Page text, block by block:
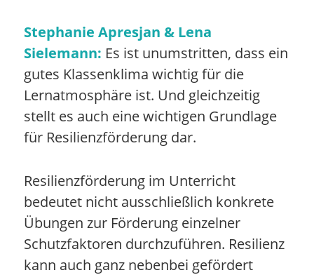
Stephanie Apresjan & Lena
Sielemann: Es ist unumstritten, dass ein
gutes Klassenklima wichtig für die
Lernatmosphäre ist. Und gleichzeitig
stellt es auch eine wichtigen Grundlage
für Resilienzförderung dar.
Resilienzförderung im Unterricht
bedeutet nicht ausschließlich konkrete
Übungen zur Förderung einzelner
Schutzfaktoren durchzuführen. Resilienz
kann auch ganz nebenbei gefördert